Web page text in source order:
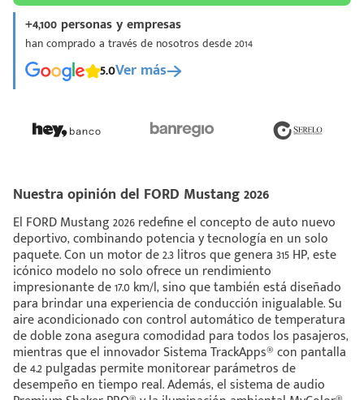
Nuestra opinión del FORD Mustang 2026
El FORD Mustang 2026 redefine el concepto de auto nuevo
deportivo, combinando potencia y tecnología en un solo
paquete. Con un motor de 2.3 litros que genera 315 HP, este
icónico modelo no solo ofrece un rendimiento
impresionante de 17.0 km/l, sino que también está diseñado
para brindar una experiencia de conducción inigualable. Su
aire acondicionado con control automático de temperatura
de doble zona asegura comodidad para todos los pasajeros,
mientras que el innovador Sistema TrackApps® con pantalla
de 4.2 pulgadas permite monitorear parámetros de
desempeño en tiempo real. Además, el sistema de audio
+4,100 personas y empresas
han comprado a través de nosotros desde 2014
5.0Ver más